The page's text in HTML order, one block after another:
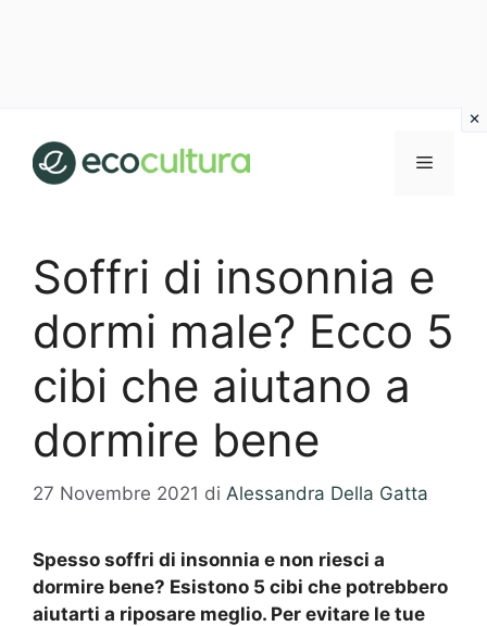
contenuto
MENU
Soffri di insonnia e
dormi male? Ecco 5
cibi che aiutano a
dormire bene
27 Novembre 2021 di Alessandra Della Gatta
Spesso soffri di insonnia e non riesci a
dormire bene? Esistono 5 cibi che potrebbero
aiutarti a riposare meglio. Per evitare le tue